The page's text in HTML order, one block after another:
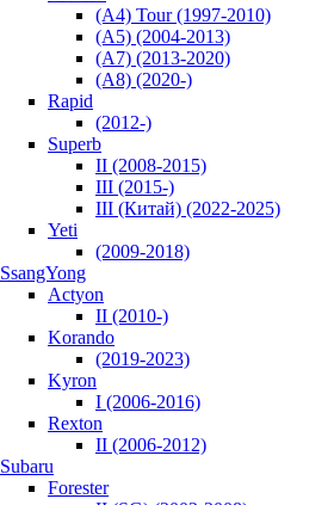
(A4) Tour (1997-2010)
(A5) (2004-2013)
(A7) (2013-2020)
(A8) (2020-)
Rapid
(2012-)
Superb
II (2008-2015)
III (2015-)
III (Китай) (2022-2025)
Yeti
(2009-2018)
SsangYong
Actyon
II (2010-)
Korando
(2019-2023)
Kyron
I (2006-2016)
Rexton
II (2006-2012)
Subaru
Forester